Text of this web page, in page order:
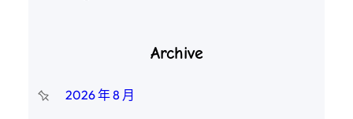
Archive
2026 年 8 月